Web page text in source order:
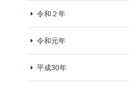
令和２年
令和元年
平成30年